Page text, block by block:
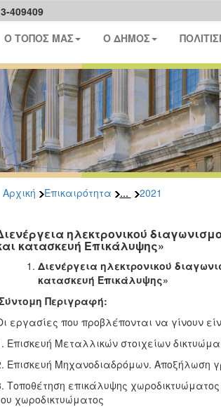
409409
Ο ΤΟΠΟΣ ΜΑΣ Ο ΔΗΜΟΣ
Αρχική Επικαιρότητα ... 2021
ηλεκτρονικού
κατασκευή Επικάλυψης»
Διενέργεια ηλεκτρονικού
κατασκευή Επικάλυψης»
Περιγραφή:
εργασίες που προβλέπονται να γίνουν
Επισκευή Μεταλλικών στοιχείων
Επισκευή Μηχανοδιαδρόμων.
Τοποθέτηση επικάλυψης
χωροδικτυώματος